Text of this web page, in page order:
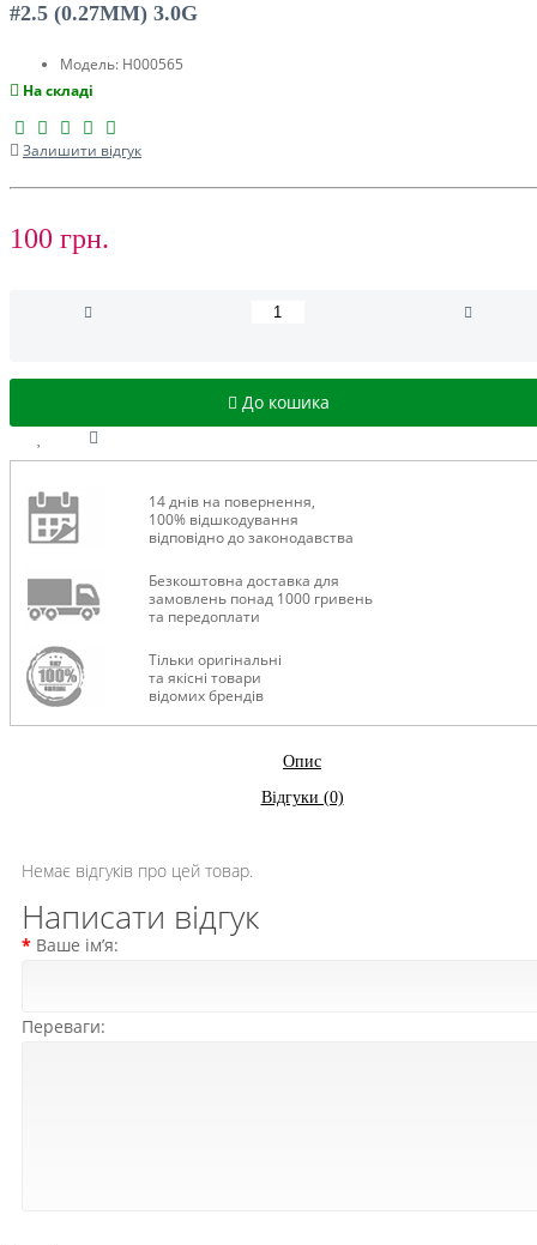
#2.5 (0.27MM) 3.0G
Модель: H000565
На складі
Залишити відгук
100 грн.
До кошика
14 днів на повернення,
100% відшкодування
відповідно до законодавства
Безкоштовна доставка для
замовлень понад 1000 гривень
та передоплати
Тільки оригінальні
та якісні товари
відомих брендів
Опис
Відгуки (0)
Немає відгуків про цей товар.
Написати відгук
Ваше ім’я:
Переваги: